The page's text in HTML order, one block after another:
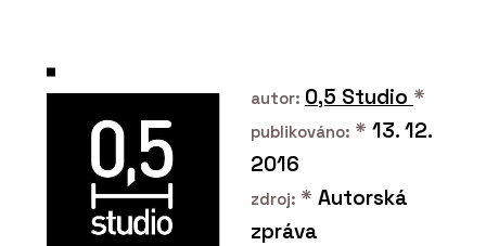
autor: 0,5 Studio *
publikováno: * 13. 12.
2016
zdroj: * Autorská
zpráva